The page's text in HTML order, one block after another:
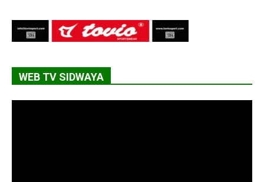
WEB TV SIDWAYA